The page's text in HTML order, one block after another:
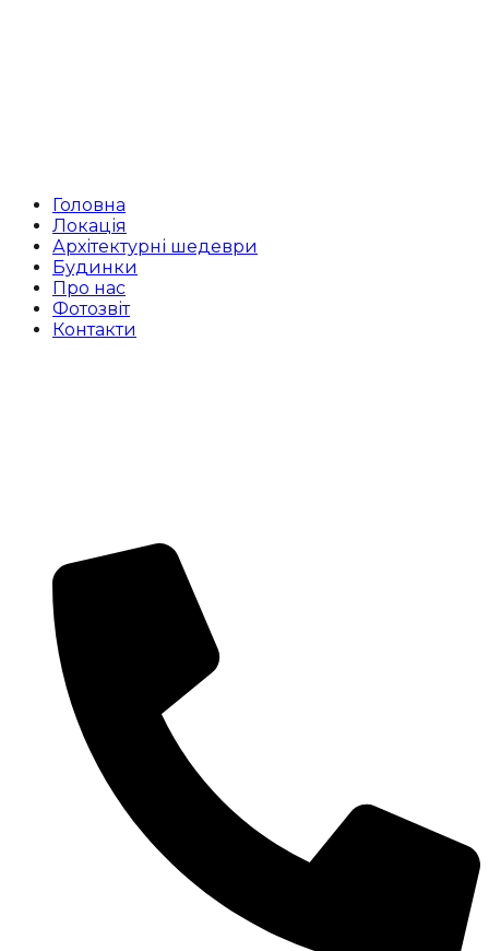
Головна
Локація
Архітектурні шедеври
Будинки
Про нас
Фотозвіт
Контакти